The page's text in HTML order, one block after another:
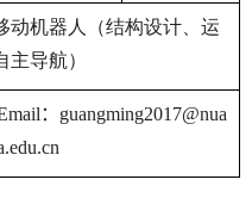
动机器人（结构设计、运
导航）
： guangming2017@nua